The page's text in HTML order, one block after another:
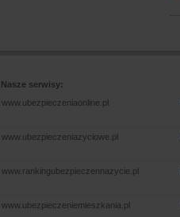
Nasze serwisy:
www.ubezpieczeniaonline.pl
www.ubezpieczeniazyciowe.pl
www.rankingubezpieczennazycie.pl
www.ubezpieczeniemieszkania.pl